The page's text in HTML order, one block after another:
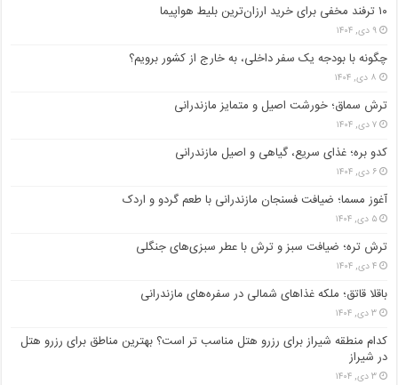
۱۰ ترفند مخفی برای خرید ارزان‌ترین بلیط هواپیما
۹ دی, ۱۴۰۴
چگونه با بودجه یک سفر داخلی، به خارج از کشور برویم؟
۸ دی, ۱۴۰۴
ترش سماق؛ خورشت اصیل و متمایز مازندرانی
۷ دی, ۱۴۰۴
کدو بره؛ غذای سریع، گیاهی و اصیل مازندرانی
۶ دی, ۱۴۰۴
آغوز مسما؛ ضیافت فسنجان مازندرانی با طعم گردو و اردک
۵ دی, ۱۴۰۴
ترش تره؛ ضیافت سبز و ترش با عطر سبزی‌های جنگلی
۴ دی, ۱۴۰۴
باقلا قاتق؛ ملکه غذاهای شمالی در سفره‌های مازندرانی
۳ دی, ۱۴۰۴
کدام منطقه شیراز برای رزرو هتل مناسب ‌تر است؟ بهترین مناطق برای رزرو هتل
در شیراز
۳ دی, ۱۴۰۴